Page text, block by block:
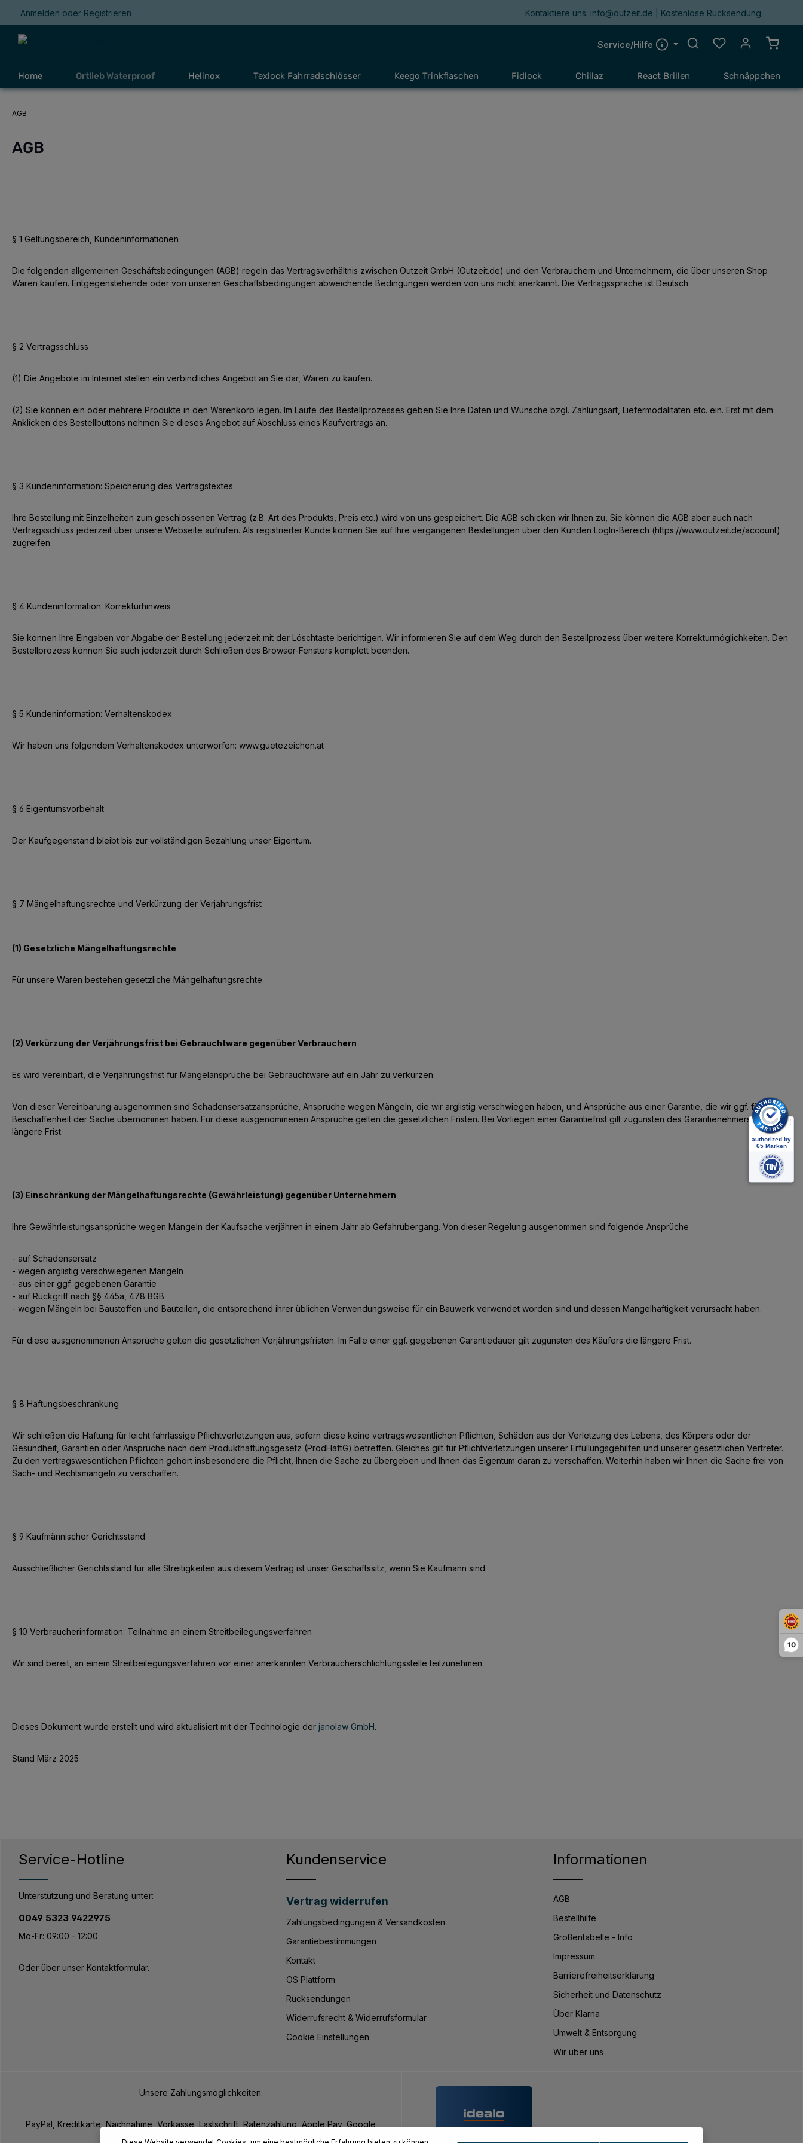
10
Hauptnavigation springen
Anmelden oder Registrieren Kontaktiere uns: info@outzeit.de | Kostenlose Rücksendung
Service/Hilfe
Du hast 0 Produkte
Home Ortlieb Waterproof Helinox Texlock Fahrradschlösser Keego Trinkflaschen Fidlock Chillaz React Brillen Schnäppchen
AGB
AGB
§ 1 Geltungsbereich, Kundeninformationen
Die folgenden allgemeinen Geschäftsbedingungen (AGB) regeln das Vertragsverhältnis zwischen Outzeit GmbH (Outzeit.de) und den Verbrauchern und Unternehmern, die über unseren Shop
Waren kaufen. Entgegenstehende oder von unseren Geschäftsbedingungen abweichende Bedingungen werden von uns nicht anerkannt. Die Vertragssprache ist Deutsch.
§ 2 Vertragsschluss
(1) Die Angebote im Internet stellen ein verbindliches Angebot an Sie dar, Waren zu kaufen.
(2) Sie können ein oder mehrere Produkte in den Warenkorb legen. Im Laufe des Bestellprozesses geben Sie Ihre Daten und Wünsche bzgl. Zahlungsart, Liefermodalitäten etc. ein. Erst mit dem
Anklicken des Bestellbuttons nehmen Sie dieses Angebot auf Abschluss eines Kaufvertrags an.
§ 3 Kundeninformation: Speicherung des Vertragstextes
Ihre Bestellung mit Einzelheiten zum geschlossenen Vertrag (z.B. Art des Produkts, Preis etc.) wird von uns gespeichert. Die AGB schicken wir Ihnen zu, Sie können die AGB aber auch nach
Vertragsschluss jederzeit über unsere Webseite aufrufen. Als registrierter Kunde können Sie auf Ihre vergangenen Bestellungen über den Kunden LogIn-Bereich (https://www.outzeit.de/account)
zugreifen.
§ 4 Kundeninformation: Korrekturhinweis
Sie können Ihre Eingaben vor Abgabe der Bestellung jederzeit mit der Löschtaste berichtigen. Wir informieren Sie auf dem Weg durch den Bestellprozess über weitere Korrekturmöglichkeiten. Den
Bestellprozess können Sie auch jederzeit durch Schließen des Browser-Fensters komplett beenden.
§ 5 Kundeninformation: Verhaltenskodex
Wir haben uns folgendem Verhaltenskodex unterworfen: www.guetezeichen.at
§ 6 Eigentumsvorbehalt
Der Kaufgegenstand bleibt bis zur vollständigen Bezahlung unser Eigentum.
§ 7 Mängelhaftungsrechte und Verkürzung der Verjährungsfrist
(1) Gesetzliche Mängelhaftungsrechte
Für unsere Waren bestehen gesetzliche Mängelhaftungsrechte.
(2) Verkürzung der Verjährungsfrist bei Gebrauchtware gegenüber Verbrauchern
Es wird vereinbart, die Verjährungsfrist für Mängelansprüche bei Gebrauchtware auf ein Jahr zu verkürzen.
Von dieser Vereinbarung ausgenommen sind Schadensersatzansprüche, Ansprüche wegen Mängeln, die wir arglistig verschwiegen haben, und Ansprüche aus einer Garantie, die wir ggf. für die
Beschaffenheit der Sache übernommen haben. Für diese ausgenommenen Ansprüche gelten die gesetzlichen Fristen. Bei Vorliegen einer Garantiefrist gilt zugunsten des Garantienehmers die
längere Frist.
(3) Einschränkung der Mängelhaftungsrechte (Gewährleistung) gegenüber Unternehmern
Ihre Gewährleistungsansprüche wegen Mängeln der Kaufsache verjähren in einem Jahr ab Gefahrübergang. Von dieser Regelung ausgenommen sind folgende Ansprüche
- auf Schadensersatz
- wegen arglistig verschwiegenen Mängeln
- aus einer ggf. gegebenen Garantie
- auf Rückgriff nach §§ 445a, 478 BGB
- wegen Mängeln bei Baustoffen und Bauteilen, die entsprechend ihrer üblichen Verwendungsweise für ein Bauwerk verwendet worden sind und dessen Mangelhaftigkeit verursacht haben.
Für diese ausgenommenen Ansprüche gelten die gesetzlichen Verjährungsfristen. Im Falle einer ggf. gegebenen Garantiedauer gilt zugunsten des Käufers die längere Frist.
§ 8 Haftungsbeschränkung
Wir schließen die Haftung für leicht fahrlässige Pflichtverletzungen aus, sofern diese keine vertragswesentlichen Pflichten, Schäden aus der Verletzung des Lebens, des Körpers oder der
Gesundheit, Garantien oder Ansprüche nach dem Produkthaftungsgesetz (ProdHaftG) betreffen. Gleiches gilt für Pflichtverletzungen unserer Erfüllungsgehilfen und unserer gesetzlichen Vertreter.
Zu den vertragswesentlichen Pflichten gehört insbesondere die Pflicht, Ihnen die Sache zu übergeben und Ihnen das Eigentum daran zu verschaffen. Weiterhin haben wir Ihnen die Sache frei von
Sach- und Rechtsmängeln zu verschaffen.
§ 9 Kaufmännischer Gerichtsstand
Ausschließlicher Gerichtsstand für alle Streitigkeiten aus diesem Vertrag ist unser Geschäftssitz, wenn Sie Kaufmann sind.
§ 10 Verbraucherinformation: Teilnahme an einem Streitbeilegungsverfahren
Wir sind bereit, an einem Streitbeilegungsverfahren vor einer anerkannten Verbraucherschlichtungsstelle teilzunehmen.
Dieses Dokument wurde erstellt und wird aktualisiert mit der Technologie der janolaw GmbH.
Stand März 2025
Service-Hotline
Unterstützung und Beratung unter:
0049 5323 9422975
Mo-Fr: 09:00 - 12:00
Oder über unser Kontaktformular.
Kundenservice
Vertrag widerrufen
Zahlungsbedingungen & Versandkosten
Garantiebestimmungen
Kontakt
OS Plattform
Rücksendungen
Widerrufsrecht & Widerrufsformular
Cookie Einstellungen
Informationen
AGB
Bestellhilfe
Größentabelle - Info
Impressum
Barrierefreiheitserklärung
Sicherheit und Datenschutz
Über Klarna
Umwelt & Entsorgung
Wir über uns
Unsere Zahlungsmöglichkeiten:
PayPal, Kreditkarte, Nachnahme, Vorkasse, Lastschrift, Ratenzahlung, Apple Pay, Google